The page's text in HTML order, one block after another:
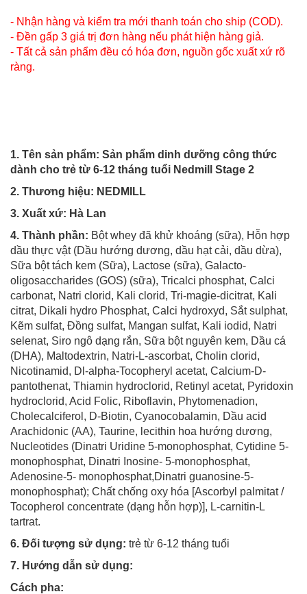
- Nhận hàng và kiểm tra mới thanh toán cho ship (COD).
- Đền gấp 3 giá trị đơn hàng nếu phát hiện hàng giả.
- Tất cả sản phẩm đều có hóa đơn, nguồn gốc xuất xứ rõ
ràng.
1. Tên sản phẩm: Sản phẩm dinh dưỡng công thức
dành cho trẻ từ 6-12 tháng tuổi Nedmill Stage 2
2. Thương hiệu: NEDMILL
3. Xuất xứ: Hà Lan
4. Thành phần: Bột whey đã khử khoáng (sữa), Hỗn hợp
dầu thực vật (Dầu hướng dương, dầu hạt cải, dầu dừa),
Sữa bột tách kem (Sữa), Lactose (sữa), Galacto-
oligosaccharides (GOS) (sữa), Tricalci phosphat, Calci
carbonat, Natri clorid, Kali clorid, Tri-magie-dicitrat, Kali
citrat, Dikali hydro Phosphat, Calci hydroxyd, Sắt sulphat,
Kẽm sulfat, Đồng sulfat, Mangan sulfat, Kali iodid, Natri
selenat, Siro ngô dạng rắn, Sữa bột nguyên kem, Dầu cá
(DHA), Maltodextrin, Natri-L-ascorbat, Cholin clorid,
Nicotinamid, Dl-alpha-Tocopheryl acetat, Calcium-D-
pantothenat, Thiamin hydroclorid, Retinyl acetat, Pyridoxin
hydroclorid, Acid Folic, Riboflavin, Phytomenadion,
Cholecalciferol, D-Biotin, Cyanocobalamin, Dầu acid
Arachidonic (AA), Taurine, lecithin hoa hướng dương,
Nucleotides (Dinatri Uridine 5-monophosphat, Cytidine 5-
monophosphat, Dinatri Inosine- 5-monophosphat,
Adenosine-5- monophosphat,Dinatri guanosine-5-
monophosphat); Chất chống oxy hóa [Ascorbyl palmitat /
Tocopherol concentrate (dạng hỗn hợp)], L-carnitin-L
tartrat.
6. Đối tượng sử dụng: trẻ từ 6-12 tháng tuổi
7. Hướng dẫn sử dụng:
Cách pha: